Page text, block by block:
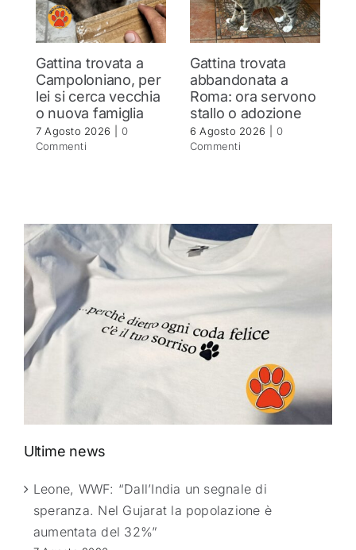
Gattina trovata a
Campoloniano, per
lei si cerca vecchia
o nuova famiglia
7 Agosto 2026
0
Commenti
Gattina trovata
abbandonata a
Roma: ora servono
stallo o adozione
6 Agosto 2026
0
Commenti
Ultime news
Leone, WWF: “Dall’India un segnale di
speranza. Nel Gujarat la popolazione è
aumentata del 32%”